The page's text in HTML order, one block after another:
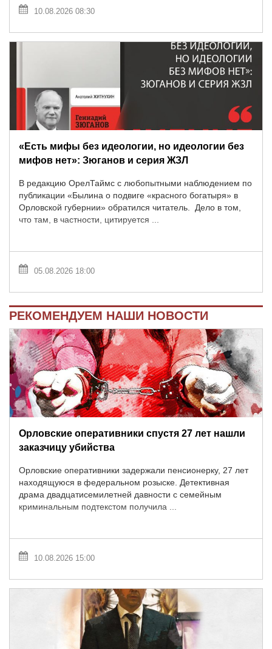
10.08.2026 08:30
«Есть мифы без идеологии, но идеологии без
мифов нет»: Зюганов и серия ЖЗЛ
В редакцию ОрелТаймс с любопытными наблюдением по
публикации «Былина о подвиге «красного богатыря» в
Орловской губернии» обратился читатель. Дело в том,
что там, в частности, цитируется ...
05.08.2026 18:00
РЕКОМЕНДУЕМ НАШИ НОВОСТИ
Орловские оперативники спустя 27 лет нашли
заказчицу убийства
Орловские оперативники задержали пенсионерку, 27 лет
находящуюся в федеральном розыске. Детективная
драма двадцатисемилетней давности с семейным
криминальным подтекстом получила ...
10.08.2026 15:00